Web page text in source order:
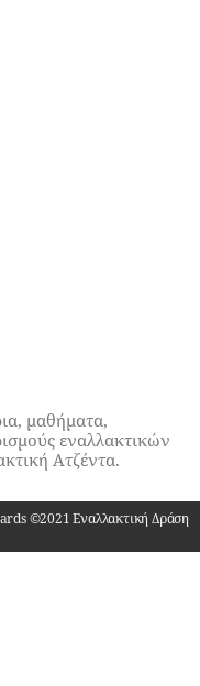
μαθήματα,
εναλλακτικών
Ατζέντα.
©2021 Εναλλακτική Δράση